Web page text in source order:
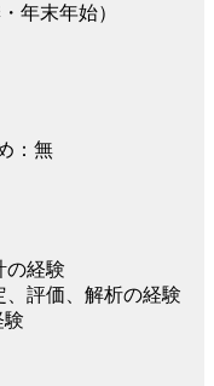
年末年始）
：無
の経験
評価、解析の経験
験